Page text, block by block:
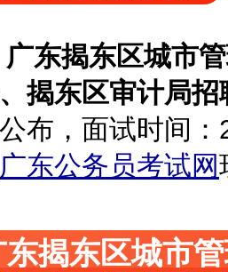
广东揭东区城市
揭东区审计局
布，面试时间
广东公务员考试网
东揭东区城市